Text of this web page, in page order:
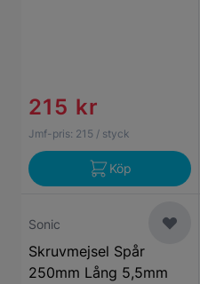
215 kr
Jmf-pris: 215 / styck
Köp
Sonic
Skruvmejsel Spår
250mm Lång 5,5mm